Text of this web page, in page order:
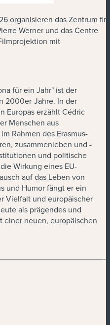
organisieren das Zentrum fir
Werner und das Centre
mit
für ein Jahr" ist der
2000er-Jahre. In der
Europas erzählt Cédric
Menschen aus
Rahmen des Erasmus-
zusammenleben und -
und politische
Wirkung eines EU-
auf das Leben von
und Humor fängt er ein
Vielfalt und europäischer
als prägendes und
einer neuen, europäischen